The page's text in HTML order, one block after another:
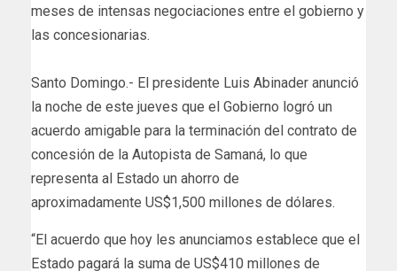
meses de intensas negociaciones entre el gobierno y
las concesionarias.
Santo Domingo.- El presidente Luis Abinader anunció
la noche de este jueves que el Gobierno logró un
acuerdo amigable para la terminación del contrato de
concesión de la Autopista de Samaná, lo que
representa al Estado un ahorro de
aproximadamente US$1,500 millones de dólares.
“El acuerdo que hoy les anunciamos establece que el
Estado pagará la suma de US$410 millones de